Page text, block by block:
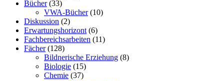
Bücher(33)
VWA-Bücher(10)
Diskussion (2)
Erwartungshorizont (6)
Fachbereichsarbeiten (11)
Fächer(128)
Bildnerische Erziehung (8)
Biologie (15)
Chemie (37)